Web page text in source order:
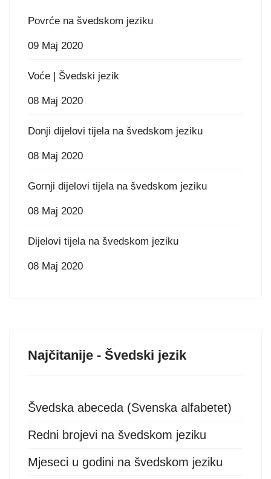
Povrće na švedskom jeziku
09 Maj 2020
Voće | Švedski jezik
08 Maj 2020
Donji dijelovi tijela na švedskom jeziku
08 Maj 2020
Gornji dijelovi tijela na švedskom jeziku
08 Maj 2020
Dijelovi tijela na švedskom jeziku
08 Maj 2020
Najčitanije - Švedski jezik
Švedska abeceda (Svenska alfabetet)
Redni brojevi na švedskom jeziku
Mjeseci u godini na švedskom jeziku